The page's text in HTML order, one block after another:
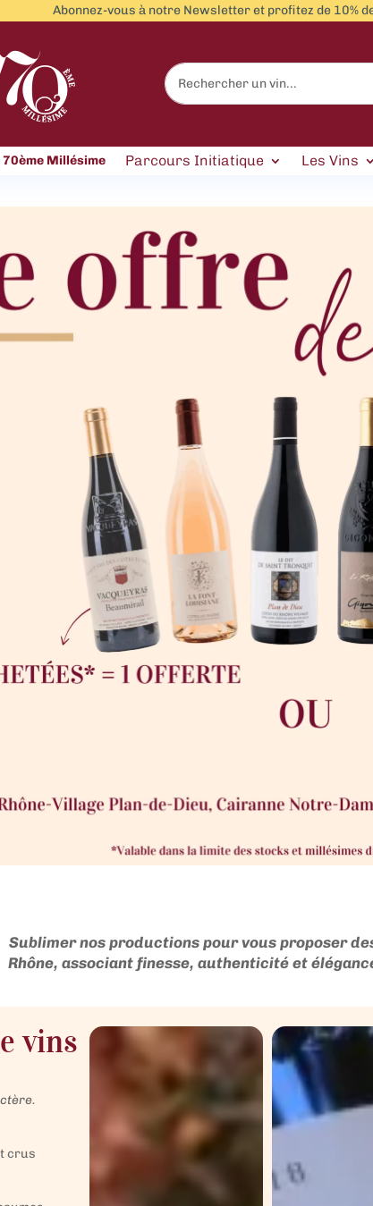
Abonnez-vous à notre Newsletter et profitez de 10%
Millésime Parcours Initiatique Les Vins
Sublimer nos productions pour vous proposer
Rhône, associant finesse, authenticité et
vins
crus